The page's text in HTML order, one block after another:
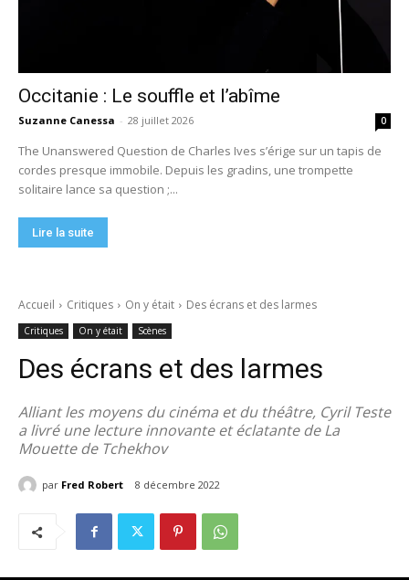
Occitanie : Le souffle et l’abîme
Suzanne Canessa - 28 juillet 2026 0
The Unanswered Question de Charles Ives s’érige sur un tapis de
cordes presque immobile. Depuis les gradins, une trompette
solitaire lance sa question ;...
Lire la suite